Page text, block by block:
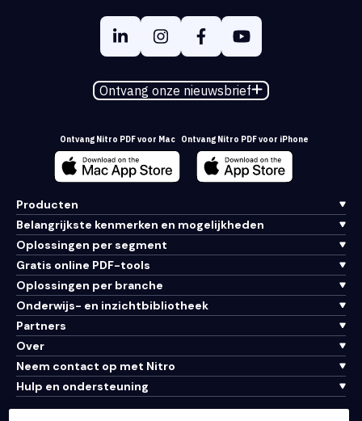
Ontvang onze nieuwsbrief
Ontvang Nitro PDF voor Mac Ontvang Nitro PDF voor iPhone
Producten
Belangrijkste kenmerken en mogelijkheden
Oplossingen per segment
Gratis online PDF-tools
Oplossingen per branche
Onderwijs- en inzichtbibliotheek
Partners
Over
Neem contact op met Nitro
Hulp en ondersteuning